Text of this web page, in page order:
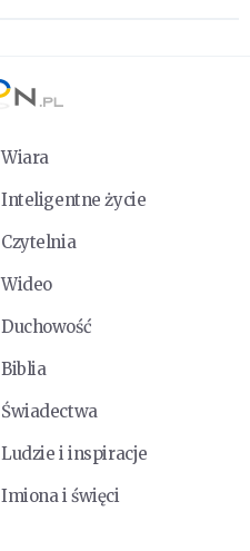
Wiara
Inteligentne życie
Czytelnia
Wideo
Duchowość
Biblia
Świadectwa
Ludzie i inspiracje
Imiona i święci